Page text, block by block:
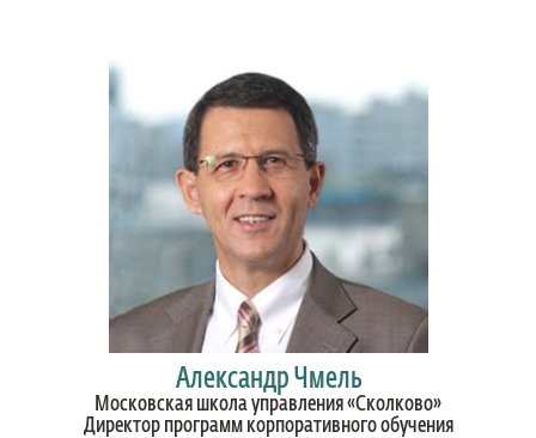
Александр Чмель
Московская школа управления «Сколково»
Директор программ корпоративного обучения